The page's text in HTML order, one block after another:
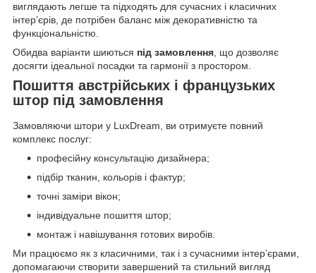
виглядають легше та підходять для сучасних і класичних
інтер’єрів, де потрібен баланс між декоративністю та
функціональністю.
Обидва варіанти шиються під замовлення , що дозволяє
досягти ідеальної посадки та гармонії з простором.
Пошиття австрійських і французьких
штор під замовлення
Замовляючи штори у LuxDream, ви отримуєте повний
комплекс послуг:
професійну консультацію дизайнера;
підбір тканин, кольорів і фактур;
точні заміри вікон;
індивідуальне пошиття штор;
монтаж і навішування готових виробів.
Ми працюємо як з класичними, так і з сучасними інтер’єрами,
допомагаючи створити завершений та стильний вигляд